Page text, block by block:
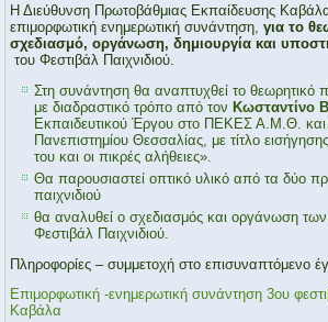
Η Διεύθυνση Πρωτοβάθμιας Εκπαίδευσης
επιμορφωτική ενημερωτική συνάντηση,για το
σχεδιασμό, οργάνωση, δημιουργία και
του Φεστιβάλ Παιχνιδιού.
Στη συνάντηση θα αναπτυχθεί το θεωρητικό
με διαδραστικό τρόπο από τονΚωσταντίνο
Εκπαιδευτικού Έργου στο ΠΕΚΕΣ Α.Μ.Θ. και
Πανεπιστημίου Θεσσαλίας, με τίτλο
του και οι πικρές αλήθειες».
Θα παρουσιαστεί οπτικό υλικό από τα δύο
παιχνιδιού
θα αναλυθεί ο σχεδιασμός και οργάνωση
Φεστιβάλ Παιχνιδιού.
Πληροφορίες – συμμετοχή στο επισυναπτόμενο
Επιμορφωτική -ενημερωτική συνάντηση 3ου
Καβάλα